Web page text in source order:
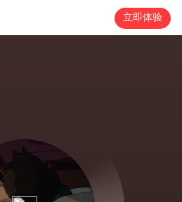
立即体验